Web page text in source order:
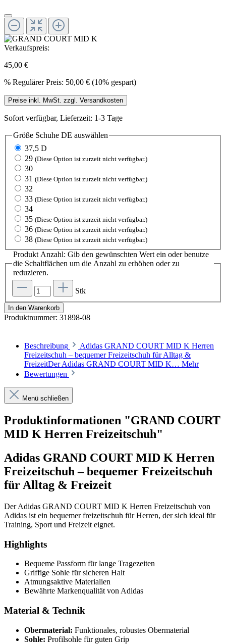
Verkaufspreis:
45,00 €
% Regulärer Preis: 50,00 € (10% gespart)
Preise inkl. MwSt. zzgl. Versandkosten
Sofort verfügbar, Lieferzeit: 1-3 Tage
Größe Schuhe DE auswählen
37,5 D
29 (Diese Option ist zurzeit nicht verfügbar.)
30
31 (Diese Option ist zurzeit nicht verfügbar.)
32
33 (Diese Option ist zurzeit nicht verfügbar.)
34
35 (Diese Option ist zurzeit nicht verfügbar.)
36 (Diese Option ist zurzeit nicht verfügbar.)
38 (Diese Option ist zurzeit nicht verfügbar.)
Produkt Anzahl: Gib den gewünschten Wert ein oder benutze
die Schaltflächen um die Anzahl zu erhöhen oder zu
reduzieren.
Stk
In den Warenkorb
Produktnummer: 31898-08
Beschreibung
Adidas GRAND COURT MID K Herren
Freizeitschuh – bequemer Freizeitschuh für Alltag &
FreizeitDer Adidas GRAND COURT MID K… Mehr
Bewertungen
Menü schließen
Produktinformationen "GRAND COURT
MID K Herren Freizeitschuh"
Adidas GRAND COURT MID K Herren
Freizeitschuh – bequemer Freizeitschuh
für Alltag & Freizeit
Der Adidas GRAND COURT MID K Herren Freizeitschuh von
Adidas ist ein bequemer freizeitschuh für Herren, der sich ideal für
Training, Sport und Freizeit eignet.
Highlights
Bequeme Passform für lange Tragezeiten
Griffige Sohle für sicheren Halt
Atmungsaktive Materialien
Bewährte Markenqualität von Adidas
Material & Technik
Obermaterial: Funktionales, robustes Obermaterial
Sohle: Profilsohle für guten Grip